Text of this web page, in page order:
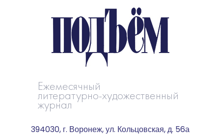
Ежемесячный
литературно-художественный
журнал
394030, г. Воронеж, ул. Кольцовская, д. 56а